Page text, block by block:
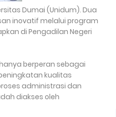
Dumai (Unidum). Dua
inovatif melalui program
di Pengadilan Negeri
berperan sebagai
kualitas
administrasi dan
diakses oleh